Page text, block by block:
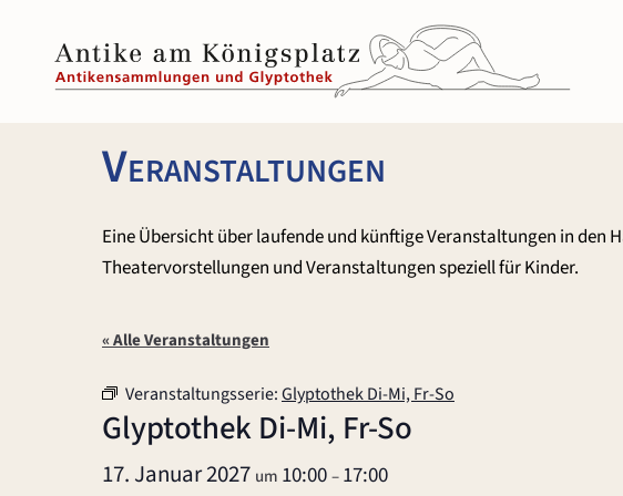
springen
Veranstaltungen
Eine Übersicht über laufende und künftige Veranstaltungen in den
Theatervorstellungen und Veranstaltungen speziell für Kinder.
« Alle Veranstaltungen
Veranstaltungsserie:Glyptothek Di-Mi, Fr-So
Glyptothek Di-Mi, Fr-So
17. Januar 2027 um 10:00–17:00